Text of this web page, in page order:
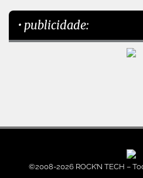
• publicidade:
©2008-2026 ROCK’N TECH –